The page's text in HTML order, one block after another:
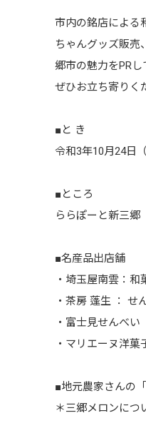
市内の銘店による
ちゃんグッズ販売
郷市の魅力をPRし
ぜひお立ち寄りく
■と き
令和3年10月24日
■ところ
ららぽーと新三
■名産品出店舗
・埼玉屋南雲：
・茶房 蓬生 ： せ
・富士見せんべ
・マリエーヌ洋
■地元農家さんの
＊三郷メロンにつ